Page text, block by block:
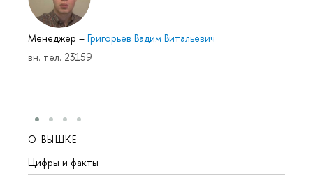
Менеджер – Григорьев Вадим Витальевич
вн. тел. 23159
О ВЫШКЕ
Цифры и факты